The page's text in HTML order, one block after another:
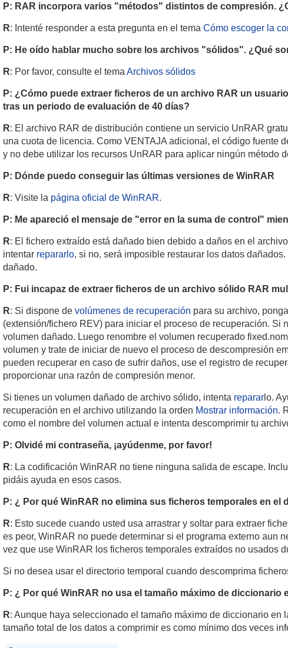
P: RAR incorpora varios "métodos" distintos de compresión.
R: Intenté responder a esta pregunta en el tema Cómo escoger la
P: He oído hablar mucho sobre los archivos "sólidos". ¿Qué
R: Por favor, consulte el tema Archivos sólidos
P: ¿Cómo puede extraer ficheros de un archivo RAR un
tras un periodo de evaluación de 40 días?
R: El archivo RAR de distribución contiene un servicio UnRAR
una cuota de licencia. Como VENTAJA adicional, el código fuente
y no debe utilizar los recursos UnRAR para aplicar ningún método
P: Dónde puedo conseguir las últimas versiones de WinRAR
R: Visite la página oficial de WinRAR.
P: Me apareció el mensaje de "error en la suma de control"
R: El fichero extraído está dañado bien debido a daños en el
intentar repararlo, si no, será imposible restaurar los datos
dañado.
P: Fui incapaz de extraer ficheros de un archivo sólido RAR
R: Si dispone de volúmenes de recuperación para su archivo,
(extensión/fichero REV) para iniciar el proceso de recuperación.
volumen dañado. Luego renombre el volumen recuperado
volumen y trate de iniciar de nuevo el proceso de descompresión
pueden recuperar en caso de sufrir daños, use el registro de
proporcionar una razón de compresión menor.
Si tienes un volumen dañado de archivo sólido, intenta reparar lo.
recuperación en el archivo utilizando la orden Mostrar información.
como el nombre del volumen actual e intenta descomprimir tu
P: Olvidé mi contraseña, ¡ayúdenme, por favor!
R: La codificación WinRAR no tiene ninguna salida de escape.
pidáis ayuda en esos casos.
P: ¿ Por qué WinRAR no elimina sus ficheros temporales en el
R: Esto sucede cuando usted usa arrastrar y soltar para extraer
es peor, WinRAR no puede determinar si el programa externo aun
vez que use WinRAR los ficheros temporales extraídos no usados
Si no desea usar el directorio temporal cuando descomprima
P: ¿ Por qué WinRAR no usa el tamaño máximo de diccionario
R: Aunque haya seleccionado el tamaño máximo de diccionario
tamaño total de los datos a comprimir es como mínimo dos veces